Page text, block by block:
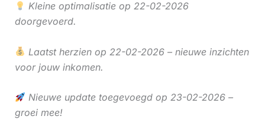
Kleine optimalisatie op 22-02-2026
doorgevoerd.
Laatst herzien op 22-02-2026 – nieuwe inzichten
voor jouw inkomen.
Nieuwe update toegevoegd op 23-02-2026 –
groei mee!